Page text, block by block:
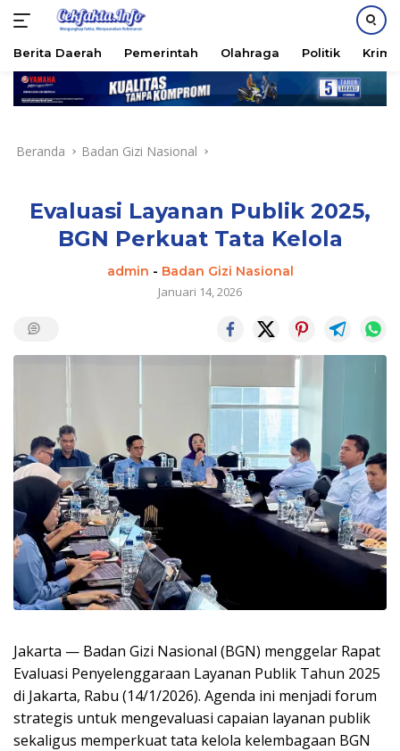
Langsung
Berita Daerah Pemerintah Olahraga Politik
Beranda Badan Gizi Nasional
Evaluasi Layanan Publik 2025,
BGN Perkuat Tata Kelola
admin - Badan Gizi Nasional
Januari 14, 2026
Jakarta — Badan Gizi Nasional (BGN) menggelar Rapat
Evaluasi Penyelenggaraan Layanan Publik Tahun 2025
di Jakarta, Rabu (14/1/2026). Agenda ini menjadi forum
strategis untuk mengevaluasi capaian layanan publik
sekaligus memperkuat tata kelola kelembagaan BGN